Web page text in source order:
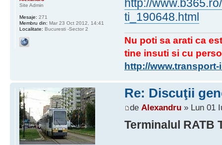
http://
ti_190648.html
Nu poti sa arati ca
tine insuti si cu
http://
Site Admin
Mesaje: 271
Membru din: Mar 23 Oct 2012, 14:41
Localitate: Bucuresti -Sector 2
Re: Discuţii
de Alexandru» Lun 01
Terminalul RATB